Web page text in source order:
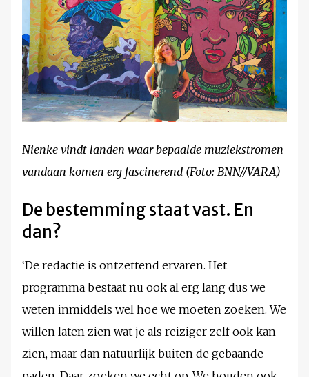
Nienke vindt landen waar bepaalde muziekstromen
vandaan komen erg fascinerend (Foto: BNN//VARA)
De bestemming staat vast. En
dan?
‘De redactie is ontzettend ervaren. Het
programma bestaat nu ook al erg lang dus we
weten inmiddels wel hoe we moeten zoeken. We
willen laten zien wat je als reiziger zelf ook kan
zien, maar dan natuurlijk buiten de gebaande